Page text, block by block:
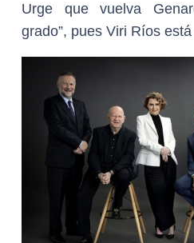
Urge que vuelva
grado”, pues Viri Ríos está